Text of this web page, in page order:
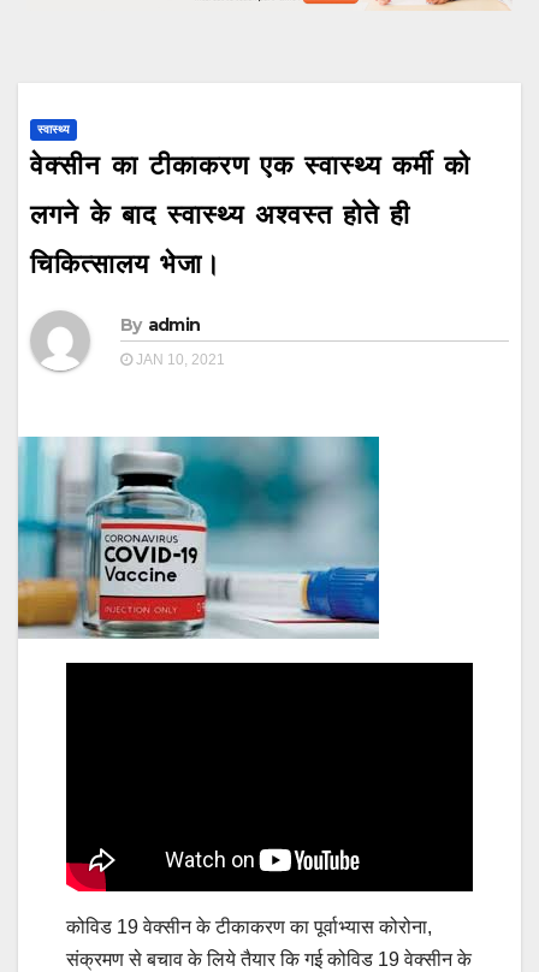
स्वास्थ्य
वेक्सीन का टीकाकरण एक स्वास्थ्य कर्मी को
लगने के बाद स्वास्थ्य अश्वस्त होते ही
चिकित्सालय भेजा।
By admin
JAN 10, 2021
कोविड 19 वेक्सीन के टीकाकरण का पूर्वाभ्यास कोरोना,
संक्रमण से बचाव के लिये तैयार कि गई कोविड 19 वेक्सीन के